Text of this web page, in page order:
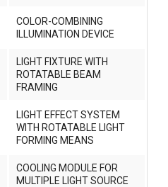
COLOR-COMBINING
ILLUMINATION DEVICE
LIGHT FIXTURE WITH
ROTATABLE BEAM
FRAMING
LIGHT EFFECT SYSTEM
WITH ROTATABLE LIGHT
FORMING MEANS
COOLING MODULE FOR
MULTIPLE LIGHT SOURCE